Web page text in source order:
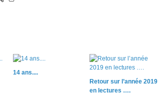
14 ans....
Retour sur l’année 2019
en lectures ….